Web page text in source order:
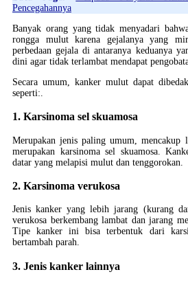
Pencegahannya
Banyak orang yang tidak menyadari
rongga mulut karena gejalanya yang
perbedaan gejala di antaranya keduanya
dini agar tidak terlambat mendapat
Secara umum, kanker mulut dapat
seperti:.
1. Karsinoma sel skuamosa
Merupakan jenis paling umum,
merupakan karsinoma sel skuamosa.
datar yang melapisi mulut dan tenggorokan.
2. Karsinoma verukosa
Jenis kanker yang lebih jarang (kurang
verukosa berkembang lambat dan jarang
Tipe kanker ini bisa terbentuk dari
bertambah parah.
3. Jenis kanker lainnya